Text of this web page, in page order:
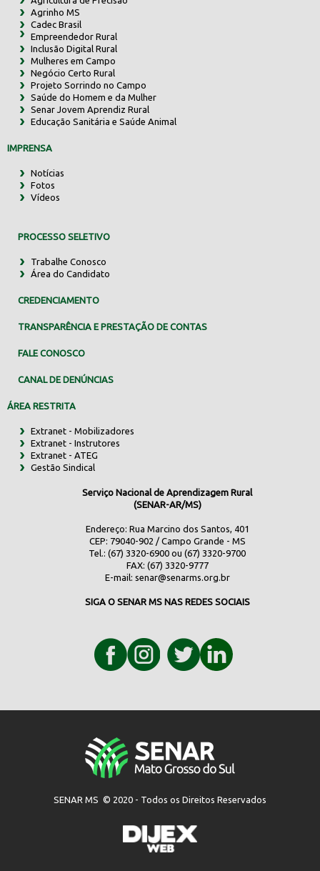
Agrinho MS
Cadec Brasil
Empreendedor Rural
Inclusão Digital Rural
Mulheres em Campo
Negócio Certo Rural
Projeto Sorrindo no Campo
Saúde do Homem e da Mulher
Senar Jovem Aprendiz Rural
Educação Sanitária e Saúde Animal
IMPRENSA
Notícias
Fotos
Vídeos
PROCESSO SELETIVO
Trabalhe Conosco
Área do Candidato
CREDENCIAMENTO
TRANSPARÊNCIA E PRESTAÇÃO DE CONTAS
FALE CONOSCO
CANAL DE DENÚNCIAS
ÁREA RESTRITA
Extranet - Mobilizadores
Extranet - Instrutores
Extranet - ATEG
Gestão Sindical
Serviço Nacional de Aprendizagem Rural
(SENAR-AR/MS)
Endereço: Rua Marcino dos Santos, 401
CEP: 79040-902 / Campo Grande - MS
Tel.: (67) 3320-6900 ou (67) 3320-9700
FAX: (67) 3320-9777
E-mail: senar@senarms.org.br
SIGA O SENAR MS NAS REDES SOCIAIS
SENAR MS © 2020 - Todos os Direitos Reservados